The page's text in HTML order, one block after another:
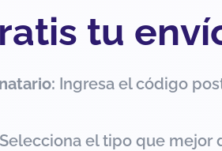
tu
Ingresa el código
Selecciona el tipo que mejor